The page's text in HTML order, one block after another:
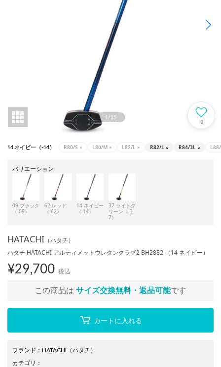
1 /15
0
14 ネイビー（-14） R80/S × L80/M × L82/L × R82/L ○ R84/3L ○
バリエーション
09 ブラック
（-09）
62 レッド
（-62）
14 ネイビー
（-14）
37 ライトグ
リーン（-3
7）
HATACHI （ハタチ）
ハタチ HATACHI アルティメットウレタンクラブ2 BH2882 （14 ネイビー）
¥29,700 税込
この商品は サイズ交換無料・返品可能です
カートに入れる
ブランド ： HATACHI （ハタチ）
カテゴリ ：